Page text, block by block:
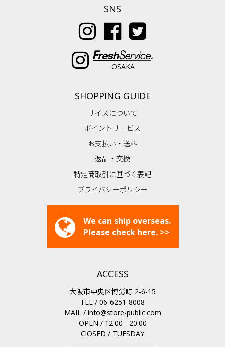
SNS
OSAKA
SHOPPING GUIDE
サイズについて
ポイントサービス
お支払い・送料
返品・交換
特定商取引に基づく表記
プライバシーポリシー
We can ship overseas.
Please check here. >>
ACCESS
大阪市中央区博労町 2-6-15
TEL / 06-6251-8008
MAIL / info@store-public.com
OPEN / 12:00 - 20:00
ClOSED / TUESDAY